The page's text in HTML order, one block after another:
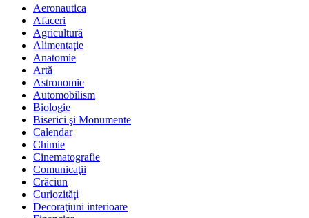
Aeronautica
Afaceri
Agricultură
Alimentaţie
Anatomie
Artă
Astronomie
Automobilism
Biologie
Biserici şi Monumente
Calendar
Chimie
Cinematografie
Comunicaţii
Crăciun
Curiozităţi
Decoraţiuni interioare